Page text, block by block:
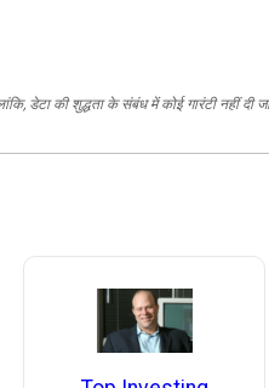
डेटा की शुद्धता के संबंध में कोई गारंटी नहीं